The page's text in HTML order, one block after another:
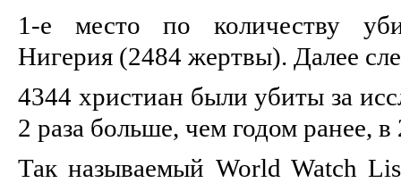
1-е место по количеству
Нигерия (2484 жертвы). Далее
4344 христиан были убиты за
2 раза больше, чем годом ранее,
Так называемый World Watch